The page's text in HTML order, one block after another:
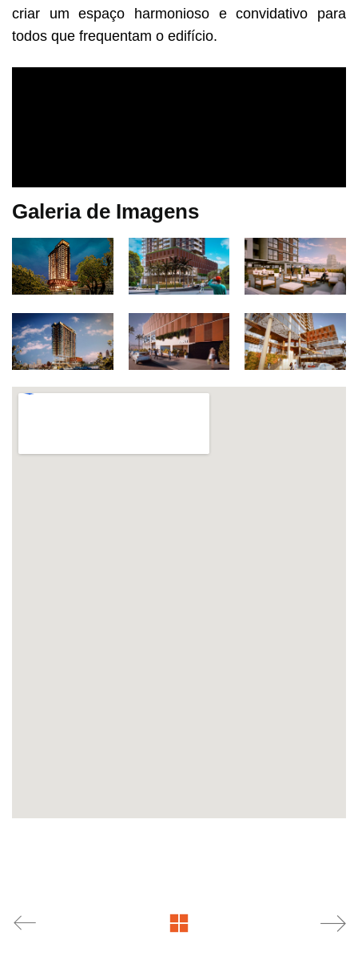
criar um espaço harmonioso e convidativo para
todos que frequentam o edifício.
Galeria de Imagens